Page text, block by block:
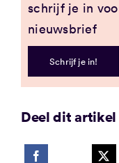
schrijf je in
nieuwsbrief
Schrijf je in!
Deel dit artikel